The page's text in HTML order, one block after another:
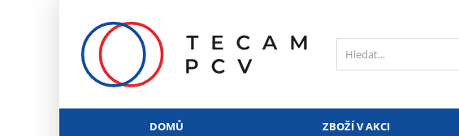
DOMŮ ZBOŽÍ V AKCI